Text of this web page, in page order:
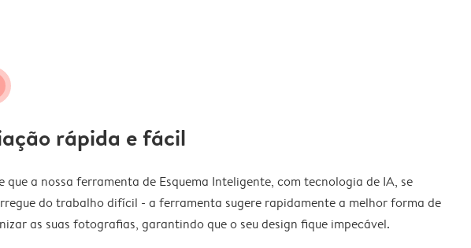
rápida e fácil
que a nossa ferramenta de Esquema Inteligente, com tecnologia de IA, se
do trabalho difícil - a ferramenta sugere rapidamente a melhor forma de
as suas fotografias, garantindo que o seu design fique impecável.